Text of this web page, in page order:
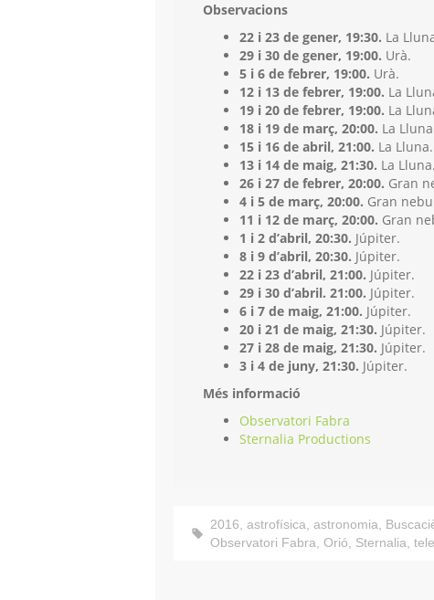
Observacions
22 i 23 de gener, 19:30. La
29 i 30 de gener, 19:00. Urà.
5 i 6 de febrer, 19:00. Urà.
12 i 13 de febrer, 19:00. La
19 i 20 de febrer, 19:00. La
18 i 19 de març, 20:00. La
15 i 16 de abril, 21:00. La Lluna.
13 i 14 de maig, 21:30. La Lluna.
26 i 27 de febrer, 20:00. Gran
4 i 5 de març, 20:00. Gran
11 i 12 de març, 20:00. Gran
1 i 2 d’abril, 20:30. Júpiter.
8 i 9 d’abril, 20:30. Júpiter.
22 i 23 d’abril, 21:00. Júpiter.
29 i 30 d’abril. 21:00. Júpiter.
6 i 7 de maig, 21:00. Júpiter.
20 i 21 de maig, 21:30. Júpiter.
27 i 28 de maig, 21:30. Júpiter.
3 i 4 de juny, 21:30. Júpiter.
Més informació
Observatori Fabra
Sternalia Productions
2016, astrofísica, astronomia,
Observatori Fabra, Orió, Sternalia,